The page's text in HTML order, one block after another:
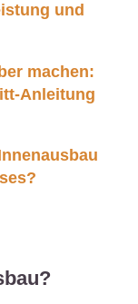
und
machen:
Anleitung